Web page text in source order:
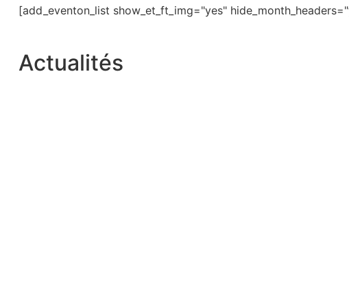
[add_eventon_list show_et_ft_img="yes"
Actualités